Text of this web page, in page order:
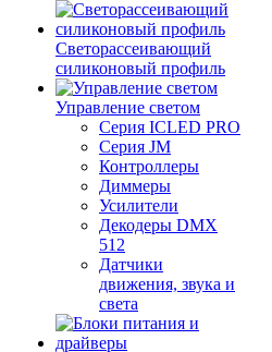
Светорассеивающий
силиконовый профиль
Управление светом
Серия ICLED PRO
Серия JM
Контроллеры
Диммеры
Усилители
Декодеры DMX
512
Датчики
движения, звука и
света